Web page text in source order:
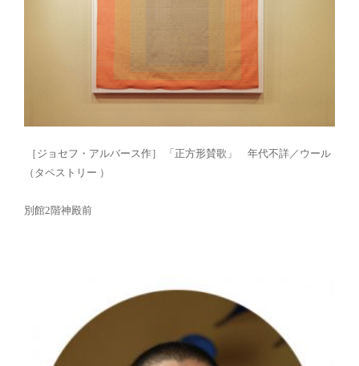
［ ジョセフ・アルバース作］ 「正方形賛歌」 年代不詳／ ウール
（タペストリー ）
別館2階神殿前